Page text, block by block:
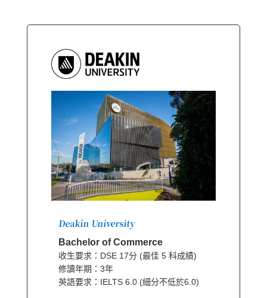
Deakin University
Bachelor of Commerce
收生要求：DSE 17分 (最佳 5 科成績)
修讀年期：3年
英語要求：IELTS 6.0 (細分不低於6.0)